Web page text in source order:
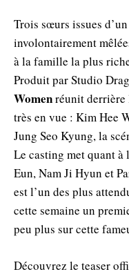
Trois sœurs issues
involontairement
à la famille la plus
Produit par Studio
Womenréunit derrière
très en vue : Kim Hee
Jung Seo Kyung, la
Le casting met quant à
Eun, Nam Ji Hyun et
est l’un des plus
cette semaine un
peu plus sur cette
Découvrez le teaser